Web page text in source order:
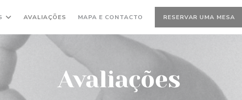
AVALIAÇÕES MAPA E CONTACTO RESERVAR UMA MESA
Avaliações